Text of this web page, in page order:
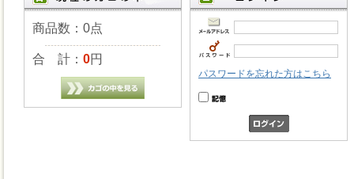
商品数：0点
合 計： 0円
パスワードを忘れた方はこちら